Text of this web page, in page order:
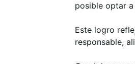
posible optar
Este logro
responsable,